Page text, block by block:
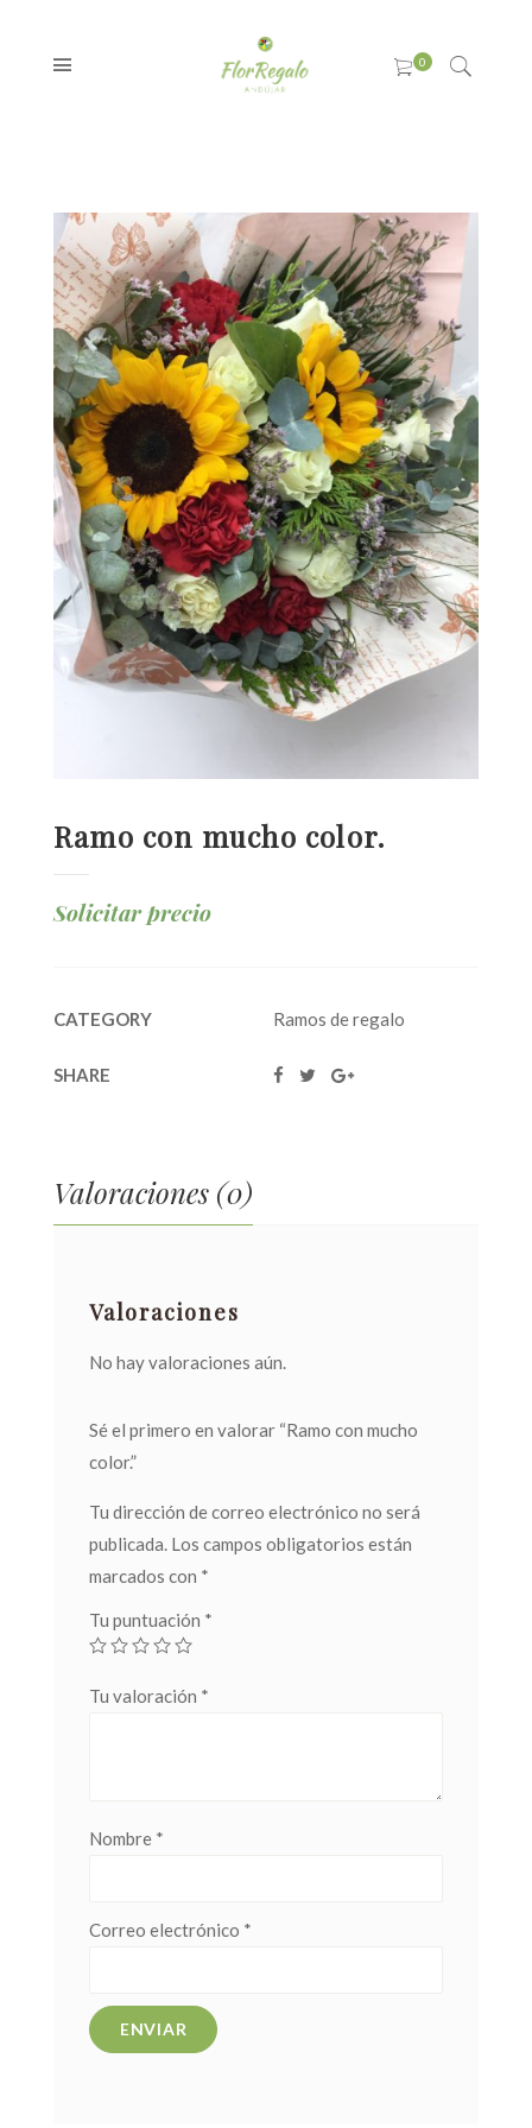
Ramo con mucho color.
Solicitar precio
CATEGORY Ramos de regalo
SHARE
Valoraciones (0)
Valoraciones
No hay valoraciones aún.
Sé el primero en valorar “Ramo con mucho
color.”
Tu dirección de correo electrónico no será
publicada. Los campos obligatorios están
marcados con *
Tu puntuación *
Tu valoración *
Nombre *
Correo electrónico *